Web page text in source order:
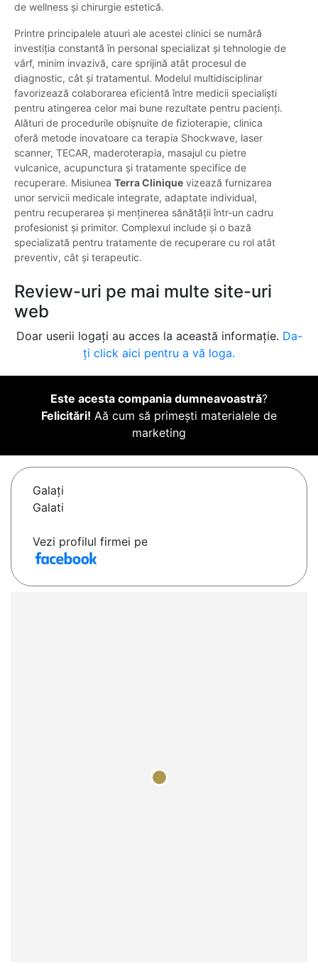
de wellness și chirurgie estetică.
Printre principalele atuuri ale acestei clinici se numără
investiția constantă în personal specializat și tehnologie de
vârf, minim invazivă, care sprijină atât procesul de
diagnostic, cât și tratamentul. Modelul multidisciplinar
favorizează colaborarea eficientă între medicii specialiști
pentru atingerea celor mai bune rezultate pentru pacienți.
Alături de procedurile obișnuite de fizioterapie, clinica
oferă metode inovatoare ca terapia Shockwave, laser
scanner, TECAR, maderoterapia, masajul cu pietre
vulcanice, acupunctura și tratamente specifice de
recuperare. Misiunea Terra Clinique vizează furnizarea
unor servicii medicale integrate, adaptate individual,
pentru recuperarea și menținerea sănătății într-un cadru
profesionist și primitor. Complexul include și o bază
specializată pentru tratamente de recuperare cu rol atât
preventiv, cât și terapeutic.
Review-uri pe mai multe site-uri
web
Doar userii logați au acces la această informație. Da-
ți click aici pentru a vă loga.
Este acesta compania dumneavoastră?
Felicitări! Aă cum să primești materialele de
marketing
Galaţi
Galati
Vezi profilul firmei pe